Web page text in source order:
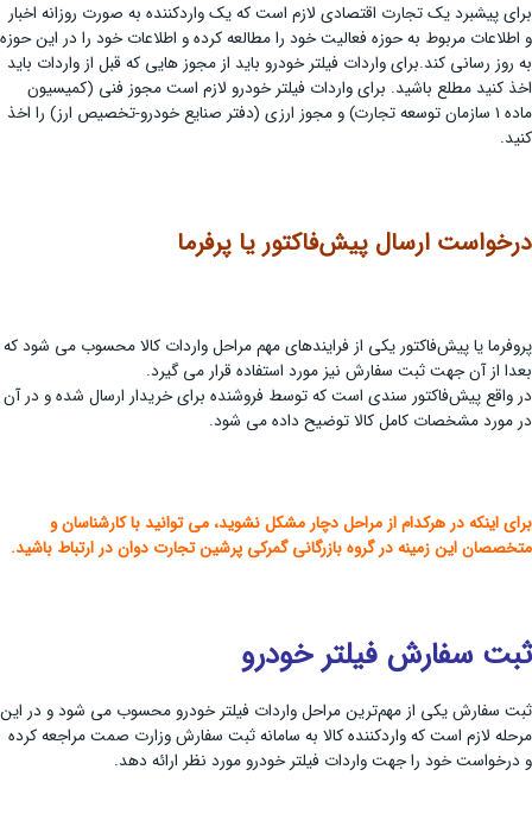
برای پیشبرد یک تجارت اقتصادی لازم است که یک واردکننده به صورت روزانه اخبار
و اطلاعات مربوط به حوزه فعالیت خود را مطالعه کرده و اطلاعات خود را در این حوزه
به روز رسانی کند.برای واردات فیلتر خودرو باید از مجوز هایی که قبل از واردات باید
اخذ کنید مطلع باشید. برای واردات فیلتر خودرو لازم است مجوز فنی (کمیسیون
ماده ۱ سازمان توسعه تجارت) و مجوز ارزی (دفتر صنایع خودرو-تخصیص ارز) را اخذ
کنید.
درخواست ارسال پیش‌فاکتور یا پرفرما
پروفرما یا پیش‌فاکتور یکی از فرایندهای مهم مراحل واردات کالا محسوب می شود که
بعدا از آن جهت ثبت سفارش نیز مورد استفاده قرار می گیرد.
در واقع پیش‌فاکتور سندی است که توسط فروشنده برای خریدار ارسال شده و در آن
در مورد مشخصات کامل کالا توضیح داده می شود.
برای اینکه در هرکدام از مراحل دچار مشکل نشوید، می توانید با کارشناسان و
متخصصان این زمینه در گروه بازرگانی گمرکی پرشین تجارت دوان در ارتباط باشید.
ثبت سفارش فیلتر خودرو
ثبت سفارش یکی از مهم‌ترین مراحل واردات فیلتر خودرو محسوب می شود و در این
مرحله لازم است که واردکننده کالا به سامانه ثبت سفارش وزارت صمت مراجعه کرده
و درخواست خود را جهت واردات فیلتر خودرو مورد نظر ارائه دهد.